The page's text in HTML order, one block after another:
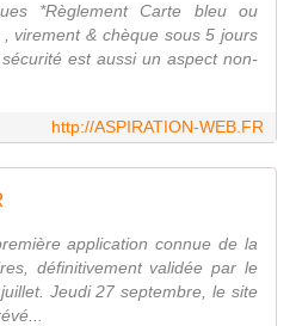
*Règlement Carte bleu ou
virement & chèque sous 5 jours
est aussi un aspect non-
http://ASPIRATION-WEB.FR
application connue de la
définitivement validée par le
Jeudi 27 septembre, le site